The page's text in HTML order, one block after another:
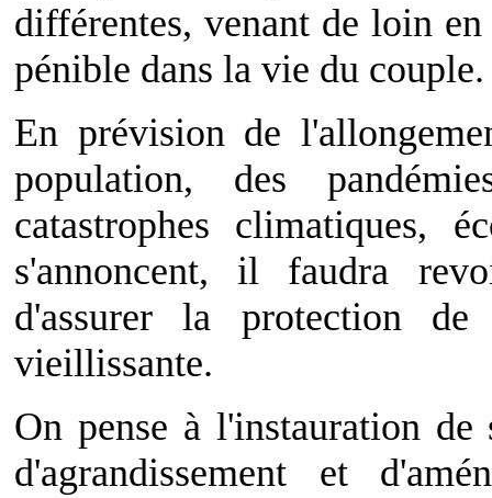
différentes, venant de loin
pénible dans la vie du couple.
En prévision de
population, des
catastrophes climatiques,
s'annoncent, il faudra
d'assurer la protection
vieillissante.
On pense à l'instauration
d'agrandissement et